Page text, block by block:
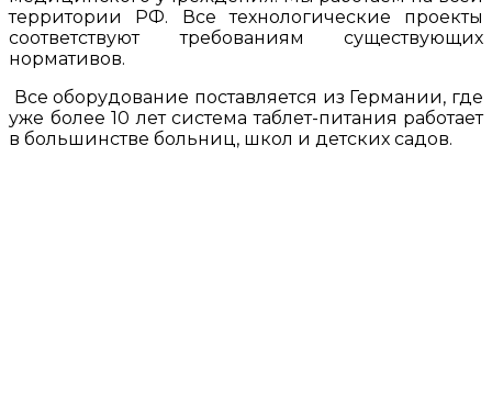
территории РФ. Все технологические проекты
соответствуют требованиям существующих
нормативов.
Все оборудование поставляется из Германии, где
уже более 10 лет система таблет-питания работает
в большинстве больниц, школ и детских садов.